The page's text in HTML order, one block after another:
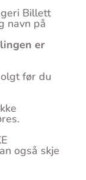
Billett
navn på
er
før du
også skje